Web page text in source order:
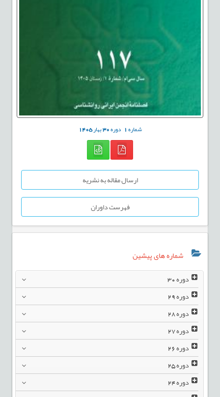
شماره1 دوره30بهار1405
ارسال مقاله به نشریه
فهرست داوران
شماره های پیشین
دوره30
دوره29
دوره28
دوره27
دوره26
دوره25
دوره24